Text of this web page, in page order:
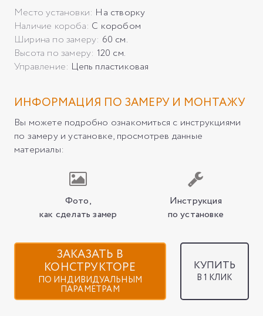
Место установки: На створку
Наличие короба: С коробом
Ширина по замеру: 60 см.
Высота по замеру: 120 см.
Управление: Цепь пластиковая
ИНФОРМАЦИЯ ПО ЗАМЕРУ И МОНТАЖУ
Вы можете подробно ознакомиться с инструкциями
по замеру и установке, просмотрев данные
материалы:
Фото,
как сделать замер
Инструкция
по установке
ЗАКАЗАТЬ В
КОНСТРУКТОРЕ
ПО ИНДИВИДУАЛЬНЫМ
ПАРАМЕТРАМ
КУПИТЬ
В 1 КЛИК